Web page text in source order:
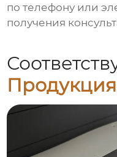
по телефону или
получения
Продукция